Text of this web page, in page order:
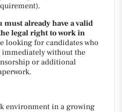
must already have a valid
legal right to work in
looking for candidates who
immediately without the
or additional
environment in a growing